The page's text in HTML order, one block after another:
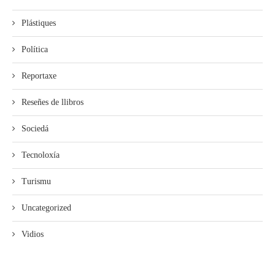
Plástiques
Política
Reportaxe
Reseñes de llibros
Sociedá
Tecnoloxía
Turismu
Uncategorized
Vidios